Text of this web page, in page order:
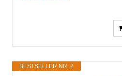
BESTSELLER NR. 2